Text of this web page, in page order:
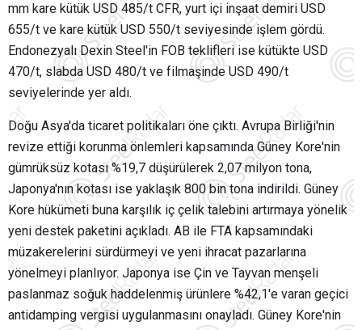
mm kare kütük USD 485/t CFR, yurt içi inşaat demiri USD
655/t ve kare kütük USD 550/t seviyesinde işlem gördü.
Endonezyalı Dexin Steel'in FOB teklifleri ise kütükte USD
470/t, slabda USD 480/t ve filmaşinde USD 490/t
seviyelerinde yer aldı.
Doğu Asya'da ticaret politikaları öne çıktı. Avrupa Birliği'nin
revize ettiği korunma önlemleri kapsamında Güney Kore'nin
gümrüksüz kotası %19,7 düşürülerek 2,07 milyon tona,
Japonya'nın kotası ise yaklaşık 800 bin tona indirildi. Güney
Kore hükümeti buna karşılık iç çelik talebini artırmaya yönelik
yeni destek paketini açıkladı. AB ile FTA kapsamındaki
müzakerelerini sürdürmeyi ve yeni ihracat pazarlarına
yönelmeyi planlıyor. Japonya ise Çin ve Tayvan menşeli
paslanmaz soğuk haddelenmiş ürünlere %42,1'e varan geçici
antidamping vergisi uygulanmasını onayladı. Güney Kore'nin